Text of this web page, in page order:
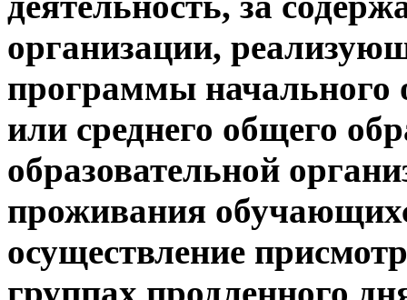
организации,
программы начального
или среднего общего
образовательной
проживания
осуществление